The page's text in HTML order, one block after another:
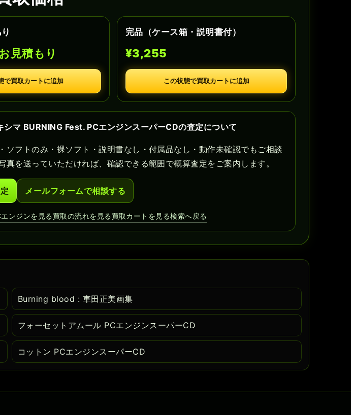
見積もり
で買取カートに追加
完品（ケース箱・説明書付）
¥3,255
この状態で買取カートに追加
シマ BURNING Fest. PCエンジンスーパーCDの査定について
ソフトのみ・裸ソフト・説明書なし・付属品なし・動作未確認でもご相談
真を送っていただければ、確認できる範囲で概算査定をご案内します。
メールフォームで相談する
ンジンを見る買取の流れを見る買取カートを見る検索へ戻る
Burning blood : 車田正美画集
フォーセットアムール PCエンジンスーパーCD
コットン PCエンジンスーパーCD